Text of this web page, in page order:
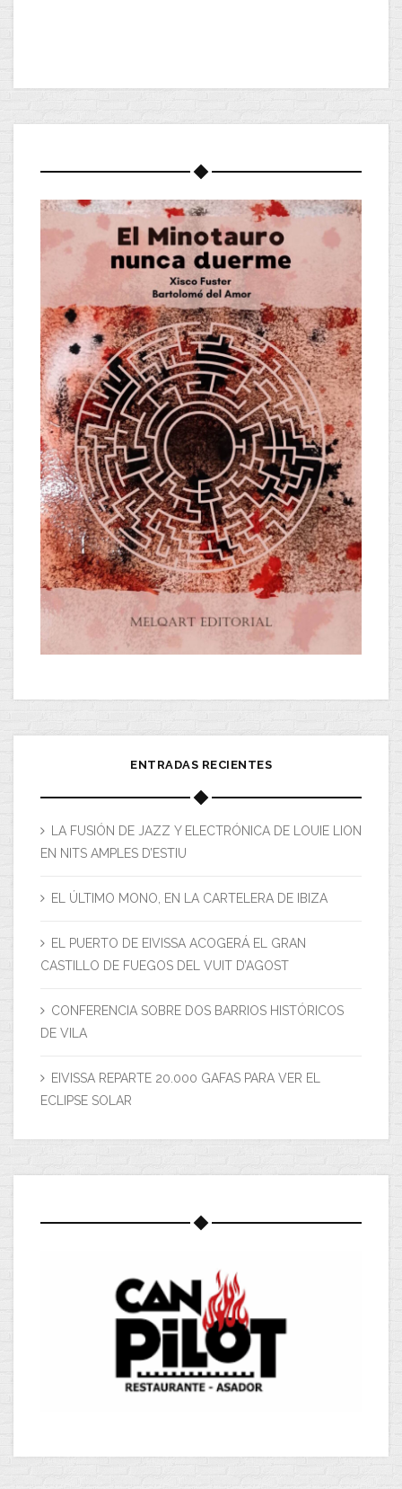
ENTRADAS RECIENTES
LA FUSIÓN DE JAZZ Y ELECTRÓNICA DE LOUIE LION
EN NITS AMPLES D’ESTIU
EL ÚLTIMO MONO, EN LA CARTELERA DE IBIZA
EL PUERTO DE EIVISSA ACOGERÁ EL GRAN
CASTILLO DE FUEGOS DEL VUIT D’AGOST
CONFERENCIA SOBRE DOS BARRIOS HISTÓRICOS
DE VILA
EIVISSA REPARTE 20.000 GAFAS PARA VER EL
ECLIPSE SOLAR